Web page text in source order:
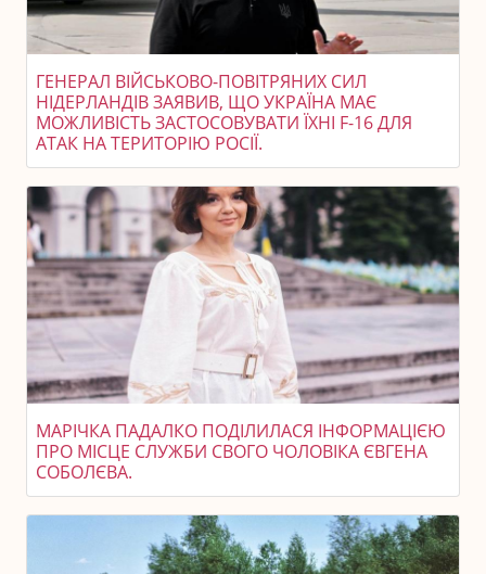
ГЕНЕРАЛ ВІЙСЬКОВО-ПОВІТРЯНИХ СИЛ
НІДЕРЛАНДІВ ЗАЯВИВ, ЩО УКРАЇНА МАЄ
МОЖЛИВІСТЬ ЗАСТОСОВУВАТИ ЇХНІ F-16 ДЛЯ
АТАК НА ТЕРИТОРІЮ РОСІЇ.
МАРІЧКА ПАДАЛКО ПОДІЛИЛАСЯ ІНФОРМАЦІЄЮ
ПРО МІСЦЕ СЛУЖБИ СВОГО ЧОЛОВІКА ЄВГЕНА
СОБОЛЄВА.